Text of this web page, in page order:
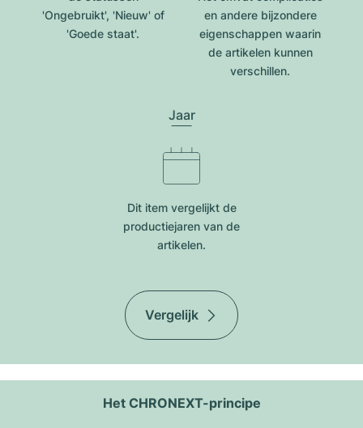
'Ongebruikt', 'Nieuw' of
'Goede staat'.
en andere bijzondere
eigenschappen waarin
de artikelen kunnen
verschillen.
Jaar
Dit item vergelijkt de
productiejar​en van de
artikelen.
Vergelijk
Het CHRONEXT-principe